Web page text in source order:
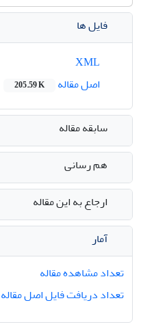
فایل ها
اصل مقاله
205.59 K
سابقه مقاله
هم رسانی
ارجاع به این مقاله
آمار
تعداد مشاهده مقاله
تعداد دریافت فایل اصل مقاله